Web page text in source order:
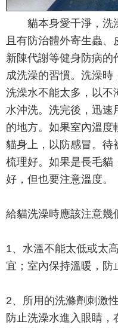
貓本身愛干淨，洗
且有防治體外寄生蟲、
新陳代謝等健身防病的
成洗澡的習慣。洗澡
洗澡水不能太多，以不
水沖洗。洗完後，迅速
的地方。如果室內溫度
貓身上，以防感冒。待
梳理好。如果是長毛貓
好，但也要注意溫度。
給貓洗澡時應該注意幾
1、水溫不能太低或太
宜；室內保持溫暖，防
2、所用的洗滌劑刺激
防止洗澡水進入眼睛